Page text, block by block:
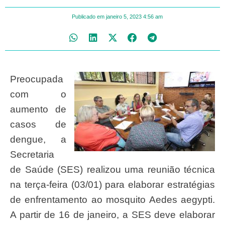
Publicado em janeiro 5, 2023 4:56 am
Preocupada
com o
aumento de
casos de
dengue, a
Secretaria
de Saúde (SES) realizou uma reunião técnica
na terça-feira (03/01) para elaborar estratégias
de enfrentamento ao mosquito Aedes aegypti.
A partir de 16 de janeiro, a SES deve elaborar